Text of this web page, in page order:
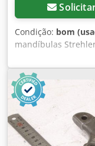
Condição: bom
mandíbulas
de corte de rosca,
Alsb A N Uqsfok -
Embalagem: em